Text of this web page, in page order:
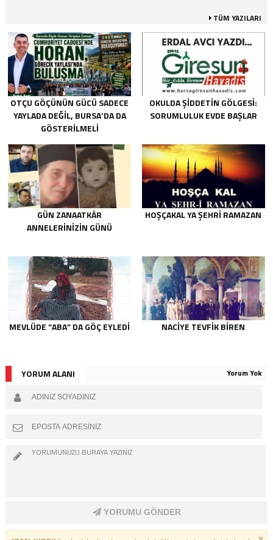
TÜM YAZILARI
OTÇU GÖÇÜNÜN GÜCÜ SADECE
YAYLADA DEĞIL, BURSA’DA DA
GÖSTERILMELI
OKULDA ŞIDDETIN GÖLGESI:
SORUMLULUK EVDE BAŞLAR
GÜN ZANAATKÂR
ANNELERİNİZİN GÜNÜ
HOŞÇAKAL YA ŞEHRİ RAMAZAN
MEVLÜDE “ABA” DA GÖÇ EYLEDI NACIYE TEVFIK BIREN
YORUM ALANI Yorum Yok
YORUMU GÖNDER